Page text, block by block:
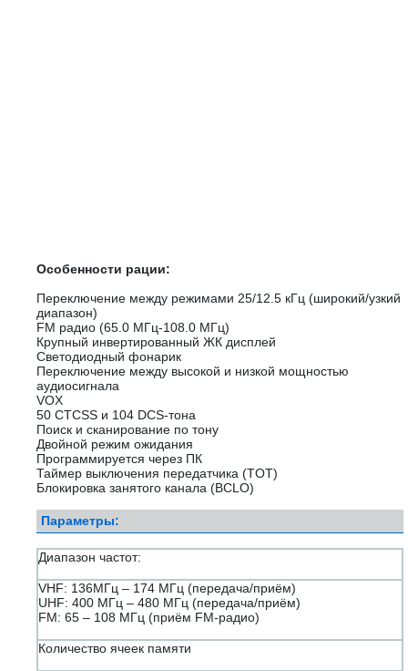
Особенности рации:
Переключение между режимами 25/12.5 кГц (широкий/узкий
диапазон)
FM радио (65.0 МГц-108.0 МГц)
Крупный инвертированный ЖК дисплей
Светодиодный фонарик
Переключение между высокой и низкой мощностью
аудиосигнала
VOX
50 CTCSS и 104 DCS-тона
Поиск и сканирование по тону
Двойной режим ожидания
Программируется через ПК
Таймер выключения передатчика (TOT)
Блокировка занятого канала (BCLO)
Параметры:
Диапазон частот:
VHF: 136МГц – 174 МГц (передача/приём)
UHF: 400 МГц – 480 МГц (передача/приём)
FM: 65 – 108 МГц (приём FM-радио)
Количество ячеек памяти